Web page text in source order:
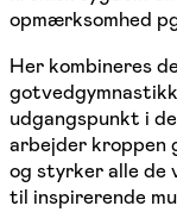
opmærksomhed
Her kombineres
udgangspunkt i
arbejder kroppen
og styrker alle de
til inspirerende